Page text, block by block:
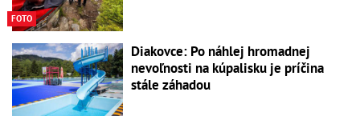
FOTO
Diakovce: Po náhlej hromadnej
nevoľnosti na kúpalisku je príčina
stále záhadou